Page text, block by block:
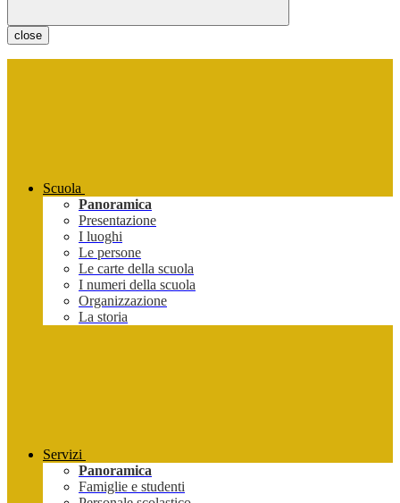
close
Scuola
Panoramica
Presentazione
I luoghi
Le persone
Le carte della scuola
I numeri della scuola
Organizzazione
La storia
Servizi
Panoramica
Famiglie e studenti